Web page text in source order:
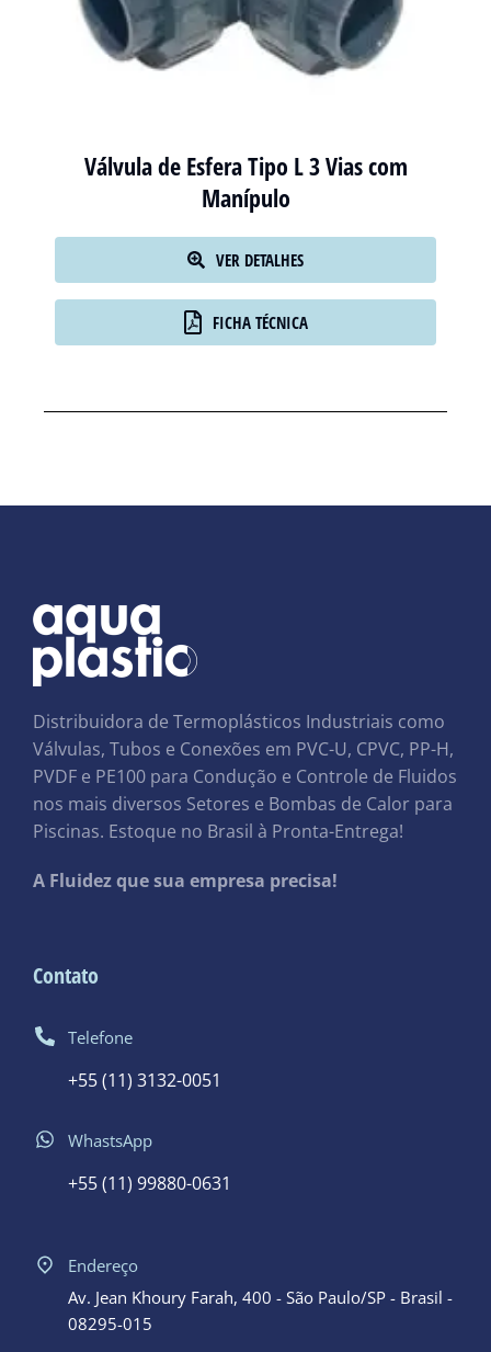
Válvula de Esfera Tipo L 3 Vias com
Manípulo
VER DETALHES
FICHA TÉCNICA
Distribuidora de Termoplásticos Industriais como
Válvulas, Tubos e Conexões em PVC-U, CPVC, PP-H,
PVDF e PE100 para Condução e Controle de Fluidos
nos mais diversos Setores e Bombas de Calor para
Piscinas. Estoque no Brasil à Pronta-Entrega!
A Fluidez que sua empresa precisa!
Contato
Telefone
+55 (11) 3132-0051
WhastsApp
+55 (11) 99880-0631
Endereço
Av. Jean Khoury Farah, 400 - São Paulo/SP - Brasil -
08295-015